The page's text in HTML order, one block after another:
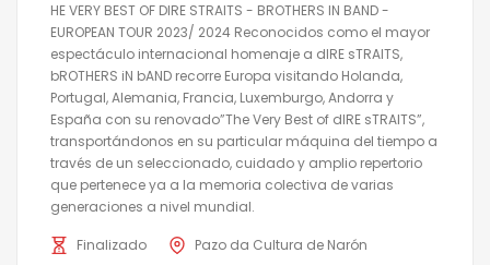
HE VERY BEST OF DIRE STRAITS - BROTHERS IN BAND -
EUROPEAN TOUR 2023/ 2024 Reconocidos como el mayor
espectáculo internacional homenaje a dIRE sTRAITS,
bROTHERS iN bAND recorre Europa visitando Holanda,
Portugal, Alemania, Francia, Luxemburgo, Andorra y
España con su renovado”The Very Best of dIRE sTRAITS”,
transportándonos en su particular máquina del tiempo a
través de un seleccionado, cuidado y amplio repertorio
que pertenece ya a la memoria colectiva de varias
generaciones a nivel mundial.
Finalizado Pazo da Cultura de Narón